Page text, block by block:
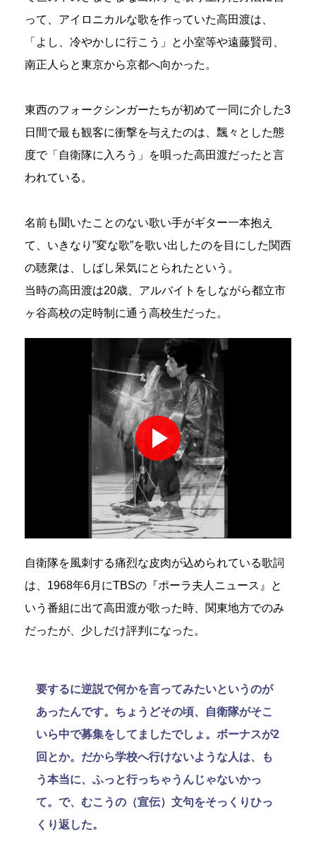
って、アイロニカルな歌を作っていた高田渡は、
「よし、冷やかしに行こう」と小室等や遠藤賢司、
南正人らと東京から京都へ向かった。
東西のフォークシンガーたちが初めて一同に介した3
日間で最も観客に衝撃を与えたのは、飄々とした態
度で「自衛隊に入ろう」を唄った高田渡だったと言
われている。
名前も聞いたことのない歌い手がギター一本抱え
て、いきなり”変な歌”を歌い出したのを目にした関西
の聴衆は、しばし呆気にとられたという。
当時の高田渡は20歳、アルバイトをしながら都立市
ヶ谷高校の定時制に通う高校生だった。
自衛隊を風刺する痛烈な皮肉が込められている歌詞
は、1968年6月にTBSの『ポーラ夫人ニュース』と
いう番組に出て高田渡が歌った時、関東地方でのみ
だったが、少しだけ評判になった。
要するに逆説で何かを言ってみたいというのが
あったんです。ちょうどその頃、自衛隊がそこ
いら中で募集をしてましたでしょ。ボーナスが2
回とか。だから学校へ行けないような人は、も
う本当に、ふっと行っちゃうんじゃないかっ
て。で、むこうの（宣伝）文句をそっくりひっ
くり返した。